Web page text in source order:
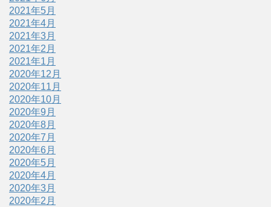
2021年5月
2021年4月
2021年3月
2021年2月
2021年1月
2020年12月
2020年11月
2020年10月
2020年9月
2020年8月
2020年7月
2020年6月
2020年5月
2020年4月
2020年3月
2020年2月